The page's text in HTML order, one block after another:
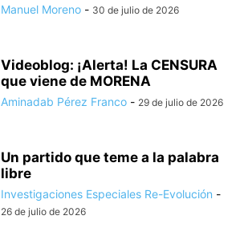
Manuel Moreno - 30 de julio de 2026
Videoblog: ¡Alerta! La CENSURA
que viene de MORENA
Aminadab Pérez Franco - 29 de julio de 2026
Un partido que teme a la palabra
libre
Investigaciones Especiales Re-Evolución -
26 de julio de 2026